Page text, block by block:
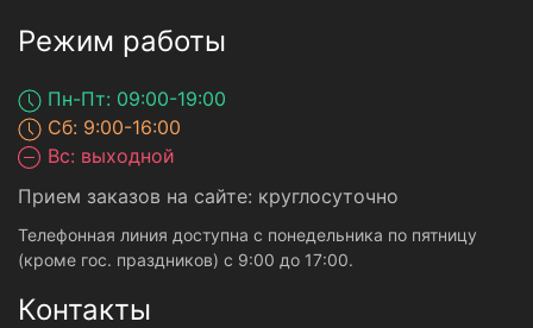
Режим работы
Пн-Пт: 09:00-19:00
Сб: 9:00-16:00
Вс: выходной
Прием заказов на сайте: круглосуточно
Телефонная линия доступна с понедельника по пятницу
(кроме гос. праздников) с 9:00 до 17:00.
Контакты